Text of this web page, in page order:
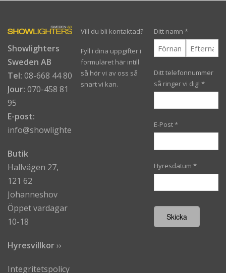
Showlighters
Sweden AB
Tel: 08-668 44 80
Jour: 070-458 81
95
E-post:
info@showlighters.se
Butik
Hallvägen 27,
121 62
Johanneshov
Öppet vardagar
10-18
Hyresvillkor››
Integritetspolicy
Vill du bli kontaktad?
Fyll i dina uppgifter i
formuläret här intill
så hör vi av oss så
snart vi kan.
Ditt namn *
Ditt telefonnummer
så ringer vi dig! *
E-Post*
Hyresdatum *